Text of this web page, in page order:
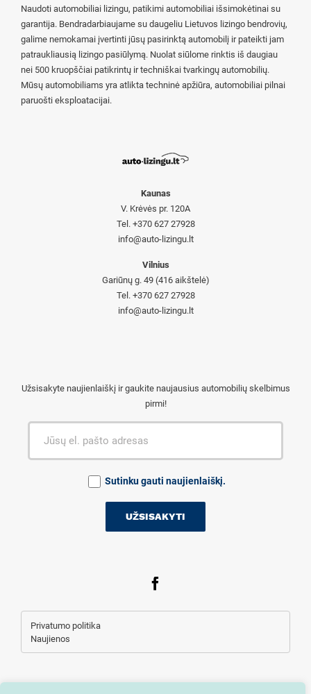
Naudoti automobiliai lizingu, patikimi automobiliai išsimokėtinai su
garantija. Bendradarbiaujame su daugeliu Lietuvos lizingo bendrovių,
galime nemokamai įvertinti jūsų pasirinktą automobilį ir pateikti jam
patraukliausią lizingo pasiūlymą. Nuolat siūlome rinktis iš daugiau
nei 500 kruopščiai patikrintų ir techniškai tvarkingų automobilių.
Mūsų automobiliams yra atlikta techninė apžiūra, automobiliai pilnai
paruošti eksploatacijai.
Kaunas
V. Krėvės pr. 120A
Tel. +370 627 27928
info@auto-lizingu.lt
Vilnius
Gariūnų g. 49 (416 aikštelė)
Tel. +370 627 27928
info@auto-lizingu.lt
Užsisakyte naujienlaiškį ir gaukite naujausius automobilių skelbimus
pirmi!
Sutinku gauti naujienlaiškį.
Privatumo politika
Naujienos